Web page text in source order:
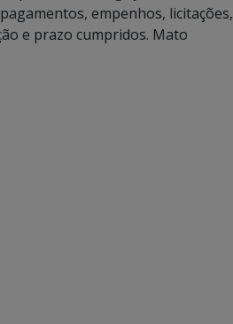
empenhos, licitações,
e prazo cumpridos. Mato